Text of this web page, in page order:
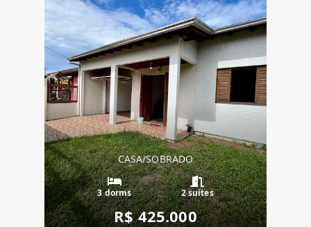
CASA/SOBRADO
3 dorms 2 suítes
R$ 425.000